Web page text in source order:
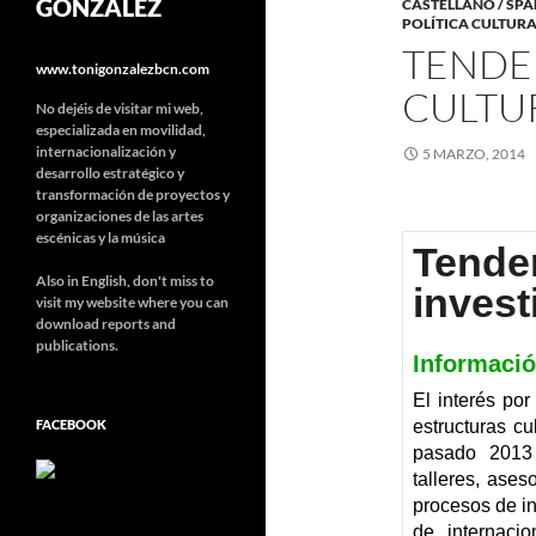
CASTELLANO /
POLÍTICA
5 MARZO, 2014
El interés
estructuras
pasado
talleres,
procesos de
de
GONZÁLEZ
www.tonigonzalezbcn.com
No dejéis de visitar mi web,
especializada en movilidad,
internacionalización y
desarrollo estratégico y
transformación de proyectos y
organizaciones de las artes
escénicas y la música
Also in English, don't miss to
visit my website where you can
download reports and
publications.
FACEBOOK